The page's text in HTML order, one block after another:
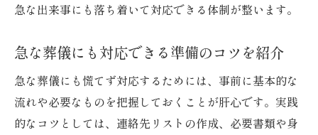
急な出来事にも落ち着いて対応できる体制が整います。
急な葬儀にも対応できる準備のコツを紹介
急な葬儀にも慌てず対応するためには、事前に基本的な
流れや必要なものを把握しておくことが肝心です。実践
的なコツとしては、連絡先リストの作成、必要書類や身